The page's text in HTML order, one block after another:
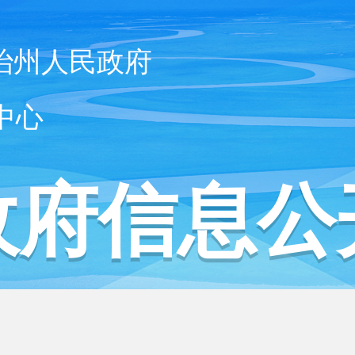
州人民政府
心
府信息公